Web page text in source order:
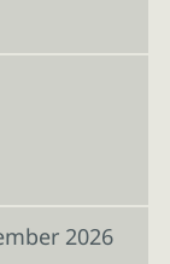
2026